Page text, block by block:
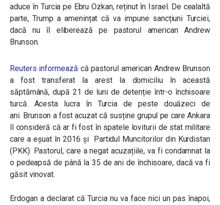
aduce în Turcia pe Ebru Ozkan, reținut în Israel. De cealaltă
parte, Trump a amenințat că va impune sancțiuni Turciei,
dacă nu îl eliberează pe pastorul americanAndrew
Brunson.
Reuters informează că pastorul american Andrew Brunson
a fost transferat la arest la domiciliu în această
săptămână, după 21 de luni de detenție într-o închisoare
turcă. Acesta lucra în Turcia de peste douăzeci de
ani. Brunson a fost acuzat că susține grupul pe care Ankara
îl consideră că ar fi fost în spatele loviturii de stat militare
care a eșuat în 2016 și Partidul Muncitorilor din Kurdistan
(PKK). Pastorul, care a negat acuzațiile, va fi condamnat la
o pedeapsă de până la 35 de ani de închisoare, dacă va fi
găsit vinovat.
Erdogan a declarat că Turcia nu va face nici un pas înapoi,